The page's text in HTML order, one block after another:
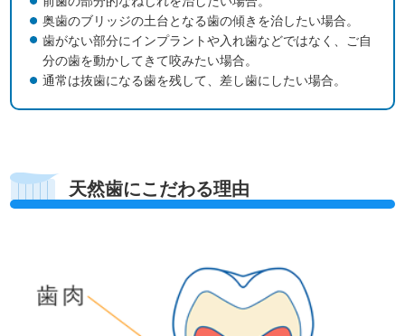
奥歯のブリッジの土台となる歯の傾きを治したい場合。
歯がない部分にインプラントや入れ歯などではなく、ご自
分の歯を動かしてきて咬みたい場合。
通常は抜歯になる歯を残して、差し歯にしたい場合。
天然歯にこだわる理由